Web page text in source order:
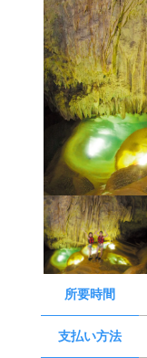
所要時間
支払い方法